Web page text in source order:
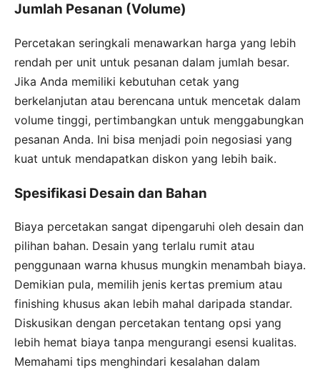
Jumlah Pesanan (Volume)
Percetakan seringkali menawarkan harga yang lebih
rendah per unit untuk pesanan dalam jumlah besar.
Jika Anda memiliki kebutuhan cetak yang
berkelanjutan atau berencana untuk mencetak dalam
volume tinggi, pertimbangkan untuk menggabungkan
pesanan Anda. Ini bisa menjadi poin negosiasi yang
kuat untuk mendapatkan diskon yang lebih baik.
Spesifikasi Desain dan Bahan
Biaya percetakan sangat dipengaruhi oleh desain dan
pilihan bahan. Desain yang terlalu rumit atau
penggunaan warna khusus mungkin menambah biaya.
Demikian pula, memilih jenis kertas premium atau
finishing khusus akan lebih mahal daripada standar.
Diskusikan dengan percetakan tentang opsi yang
lebih hemat biaya tanpa mengurangi esensi kualitas.
Memahami tips menghindari kesalahan dalam